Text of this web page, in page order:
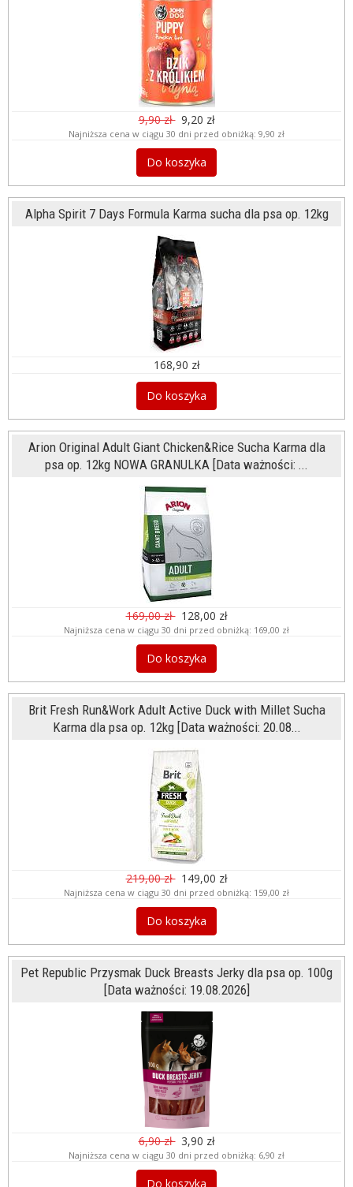
9,90 zł 9,20 zł
Najniższa cena w ciągu 30 dni przed obniżką: 9,90 zł
Do koszyka
Alpha Spirit 7 Days Formula Karma sucha dla psa op. 12kg
168,90 zł
Do koszyka
Arion Original Adult Giant Chicken&Rice Sucha Karma dla
psa op. 12kg NOWA GRANULKA [Data ważności: ...
169,00 zł 128,00 zł
Najniższa cena w ciągu 30 dni przed obniżką: 169,00 zł
Do koszyka
Brit Fresh Run&Work Adult Active Duck with Millet Sucha
Karma dla psa op. 12kg [Data ważności: 20.08...
219,00 zł 149,00 zł
Najniższa cena w ciągu 30 dni przed obniżką: 159,00 zł
Do koszyka
Pet Republic Przysmak Duck Breasts Jerky dla psa op. 100g
[Data ważności: 19.08.2026]
6,90 zł 3,90 zł
Najniższa cena w ciągu 30 dni przed obniżką: 6,90 zł
Do koszyka